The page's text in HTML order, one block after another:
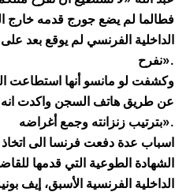
فطالما لم يضع جورج قدمه خارج
الداخلية الفرنسي لم يوقع بعد
نفرح».
وكشفت لو مانسو أنها استطاعت
عن طريق هاتف السجن واكدت انه
بترتيب زنزانته وجمع أغراضه».
اسباب عدة دفعت فرنسا الى اتخاذ
الشهادة الطوعية التي قدمها
الداخلية الفرنسية الأسبق، إيف